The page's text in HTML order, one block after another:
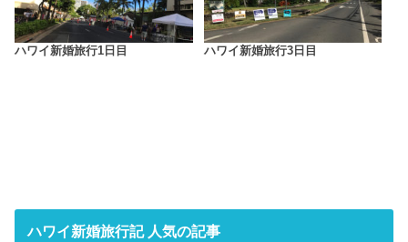
ハワイ新婚旅行1日目 ハワイ新婚旅行3日目
ハワイ新婚旅行記 人気の記事